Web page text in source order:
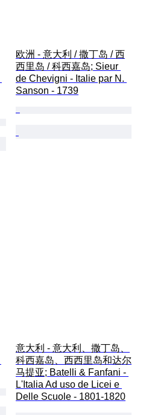
欧洲 - 意大利 / 撒丁岛 / 西
西里岛 / 科西嘉岛; Sieur
de Chevigni - Italie par N.
Sanson - 1739
意大利 - 意大利、撒丁岛、
科西嘉岛、西西里岛和达尔
马提亚; Batelli & Fanfani -
L'Italia Ad uso de Licei e
Delle Scuole - 1801-1820